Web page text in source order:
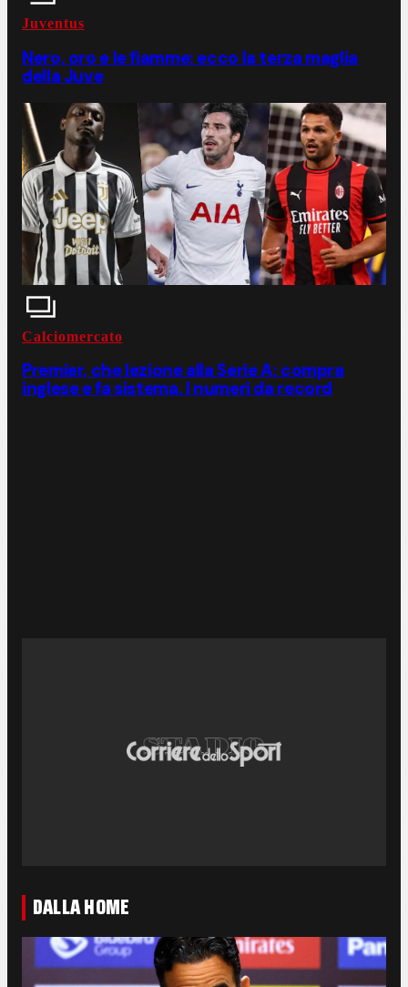
Juventus
Nero, oro e le fiamme: ecco la terza maglia
della Juve
Calciomercato
Premier, che lezione alla Serie A: compra
inglese e fa sistema. I numeri da record
DALLA HOME